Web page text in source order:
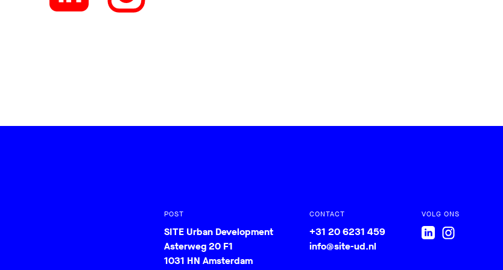
POST
SITE Urban Development
Asterweg 20 F1
1031 HN Amsterdam
CONTACT
+31 20 6231 459
info@site-ud.nl
VOLG ONS